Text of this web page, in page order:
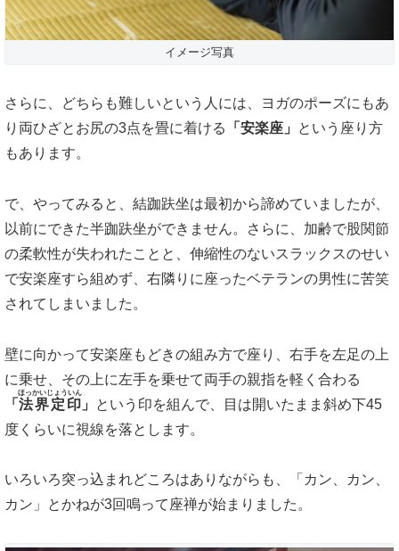
イメージ写真
さらに、どちらも難しいという人には、ヨガのポーズにもあ
り両ひざとお尻の3点を畳に着ける
「安楽座」
という座り方
もあります。
で、やってみると、結跏趺坐は最初から諦めていましたが、
以前にできた半跏趺坐ができません。さらに、加齢で股関節
の柔軟性が失われたことと、伸縮性のないスラックスのせい
で安楽座すら組めず、右隣りに座ったベテランの男性に苦笑
されてしまいました。
壁に向かって安楽座もどきの組み方で座り、右手を左足の上
に乗せ、その上に左手を乗せて両手の親指を軽く合わる
「 法界定印
ほっかいじょういん
」
という印を組んで、目は開いたまま斜め下45
度くらいに視線を落とします。
いろいろ突っ込まれどころはありながらも、「カン、カン、
カン」とかねが3回鳴って座禅が始まりました。